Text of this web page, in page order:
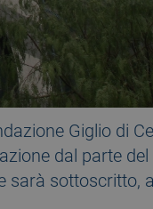
Giglio di
dal parte
sarà sottoscritto,